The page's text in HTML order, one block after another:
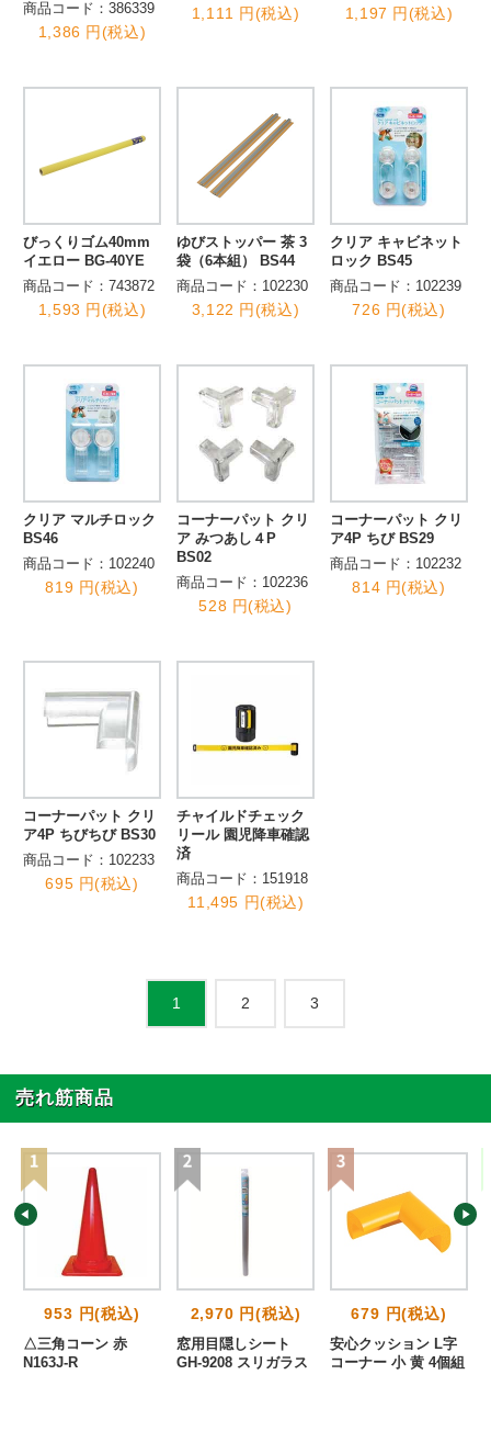
商品コード：386339
1,386 円(税込)
1,111 円(税込) 1,197 円(税込)
びっくりゴム40mm
イエロー BG-40YE
商品コード：743872
1,593 円(税込)
ゆびストッパー 茶 3
袋（6本組） BS44
商品コード：102230
3,122 円(税込)
クリア キャビネット
ロック BS45
商品コード：102239
726 円(税込)
クリア マルチロック
BS46
商品コード：102240
819 円(税込)
コーナーパット クリ
ア みつあし４P
BS02
商品コード：102236
528 円(税込)
コーナーパット クリ
ア4P ちび BS29
商品コード：102232
814 円(税込)
コーナーパット クリ
ア4P ちびちび BS30
商品コード：102233
695 円(税込)
チャイルドチェック
リール 園児降車確認
済
商品コード：151918
11,495 円(税込)
1 2 3
売れ筋商品
953 円(税込)
△三角コーン 赤
N163J-R
2,970 円(税込)
窓用目隠しシート
GH-9208 スリガラス
679 円(税込)
安心クッション L字
コーナー 小 黄 4個組